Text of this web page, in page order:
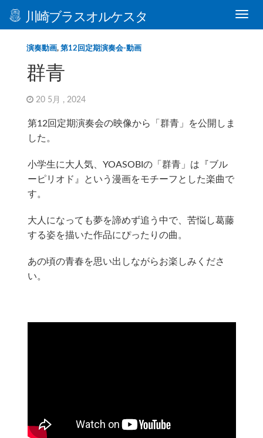
川崎ブラスオルケスタ
演奏動画, 第12回定期演奏会-動画
群青
20 5月 , 2024
第12回定期演奏会の映像から「群青」を公開しま
した。
小学生に大人気、YOASOBIの「群青」は『ブル
ーピリオド』という漫画をモチーフとした楽曲で
す。
大人になっても夢を諦めず追う中で、苦悩し葛藤
する姿を描いた作品にぴったりの曲。
あの頃の青春を思い出しながらお楽しみくださ
い。